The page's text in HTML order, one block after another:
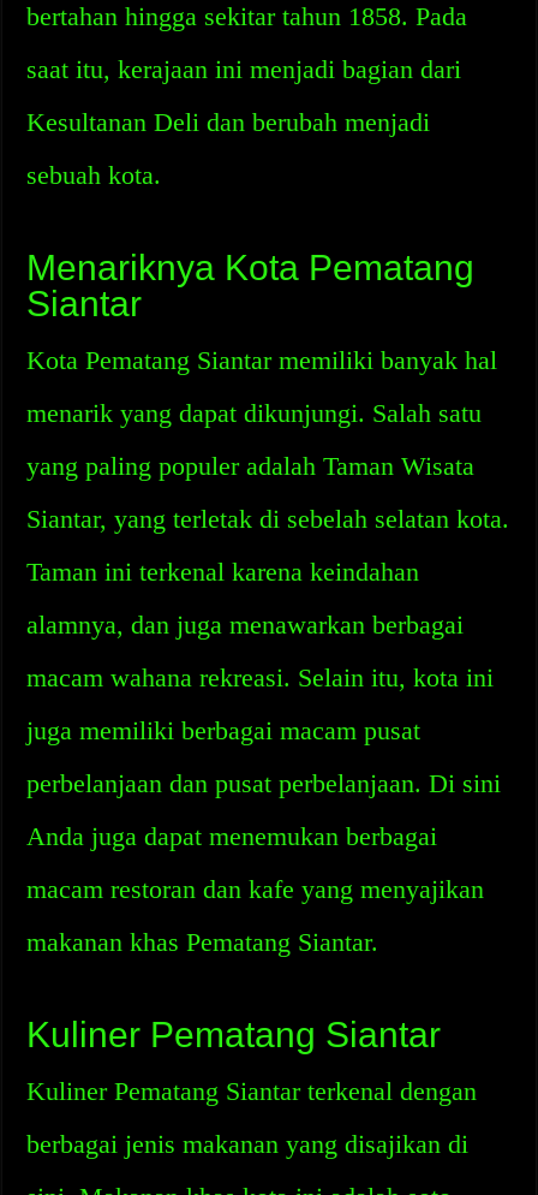
bertahan hingga sekitar tahun 1858. Pada
saat itu, kerajaan ini menjadi bagian dari
Kesultanan Deli dan berubah menjadi
sebuah kota.
Menariknya Kota Pematang
Siantar
Kota Pematang Siantar memiliki banyak hal
menarik yang dapat dikunjungi. Salah satu
yang paling populer adalah Taman Wisata
Siantar, yang terletak di sebelah selatan kota.
Taman ini terkenal karena keindahan
alamnya, dan juga menawarkan berbagai
macam wahana rekreasi. Selain itu, kota ini
juga memiliki berbagai macam pusat
perbelanjaan dan pusat perbelanjaan. Di sini
Anda juga dapat menemukan berbagai
macam restoran dan kafe yang menyajikan
makanan khas Pematang Siantar.
Kuliner Pematang Siantar
Kuliner Pematang Siantar terkenal dengan
berbagai jenis makanan yang disajikan di